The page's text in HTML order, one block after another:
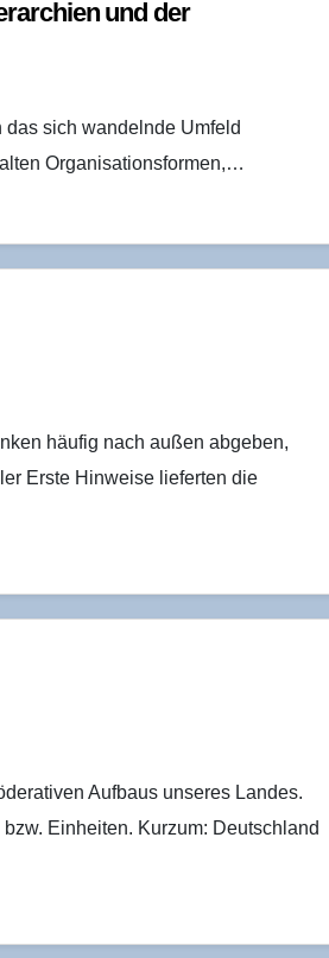
und der
sich wandelnde Umfeld
Organisationsformen,…
häufig nach außen abgeben,
Erste Hinweise lieferten die
Aufbaus unseres Landes.
Einheiten. Kurzum: Deutschland